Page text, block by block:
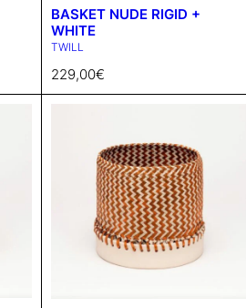
BASKET NUDE RIGID +
WHITE
TWILL
229,00€